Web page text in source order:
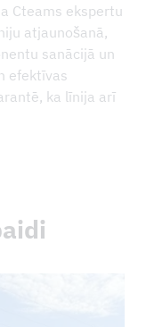
Cteams ekspertu
atjaunošanā,
sanācijā un
efektīvas
ka līnija arī